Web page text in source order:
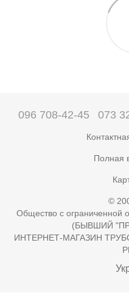
096 708-42-45 073
Полная
©
Общество с ограниченной
(БЫВШИЙ
ИНТЕРНЕТ-МАГАЗИН